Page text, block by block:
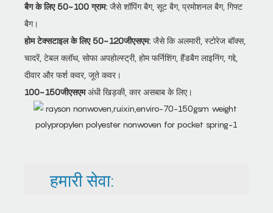
बैग के लिए 50~100 ग्राम: जैसे शॉपिंग बैग, सूट बैग, प्रमोशनल बैग, गिफ्ट
बैग।
होम टेक्सटाइल के लिए 50~120जीएसएम: जैसे कि अलमारी, स्टोरेज बॉक्स,
चादरें, टेबल क्लॉथ, सोफा अपहोल्स्ट्री, होम फर्निशिंग, हैंडबैग लाइनिंग, गद्दे,
दीवार और फर्श कवर, जूते कवर।
100~150जीएसएमअंधी खिड़की, कार असबाब के लिए।
हमारी सेवा: